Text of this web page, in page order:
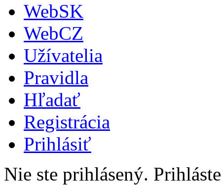
WebSK
WebCZ
Užívatelia
Pravidla
Hľadať
Registrácia
Prihlásiť
Nie ste prihlásený.